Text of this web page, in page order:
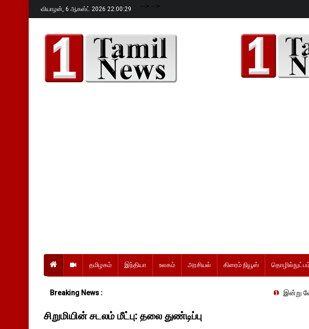
வியாழன், 6 ஆகஸ்ட் 2026 22:00:30 --> -->
தமிழகம் இந்தியா உலகம் அரசியல் கிரைம் நியூஸ்
Breaking News : இன்று வேளாண்
சிறுமியின் சடலம் மீட்பு: தலை துண்டிப்பு